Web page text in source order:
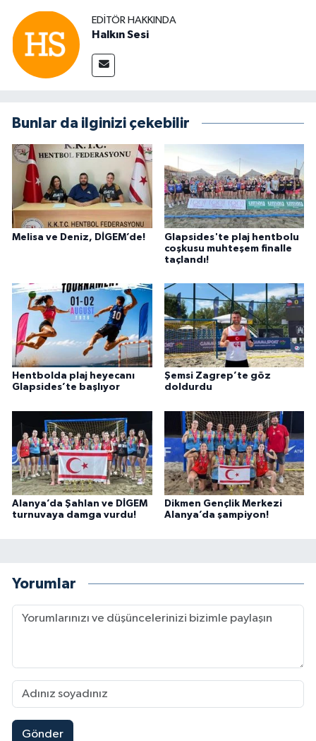
EDITÖR HAKKINDA
Halkın Sesi
Bunlar da ilginizi çekebilir
Melisa ve Deniz, DİGEM’de!
Glapsides'te plaj hentbolu
coşkusu muhteşem finalle
taçlandı!
Hentbolda plaj heyecanı
Glapsides’te başlıyor
Şemsi Zagrep’te göz
doldurdu
Alanya’da Şahlan ve DİGEM
turnuvaya damga vurdu!
Dikmen Gençlik Merkezi
Alanya’da şampiyon!
Yorumlar
Gönder